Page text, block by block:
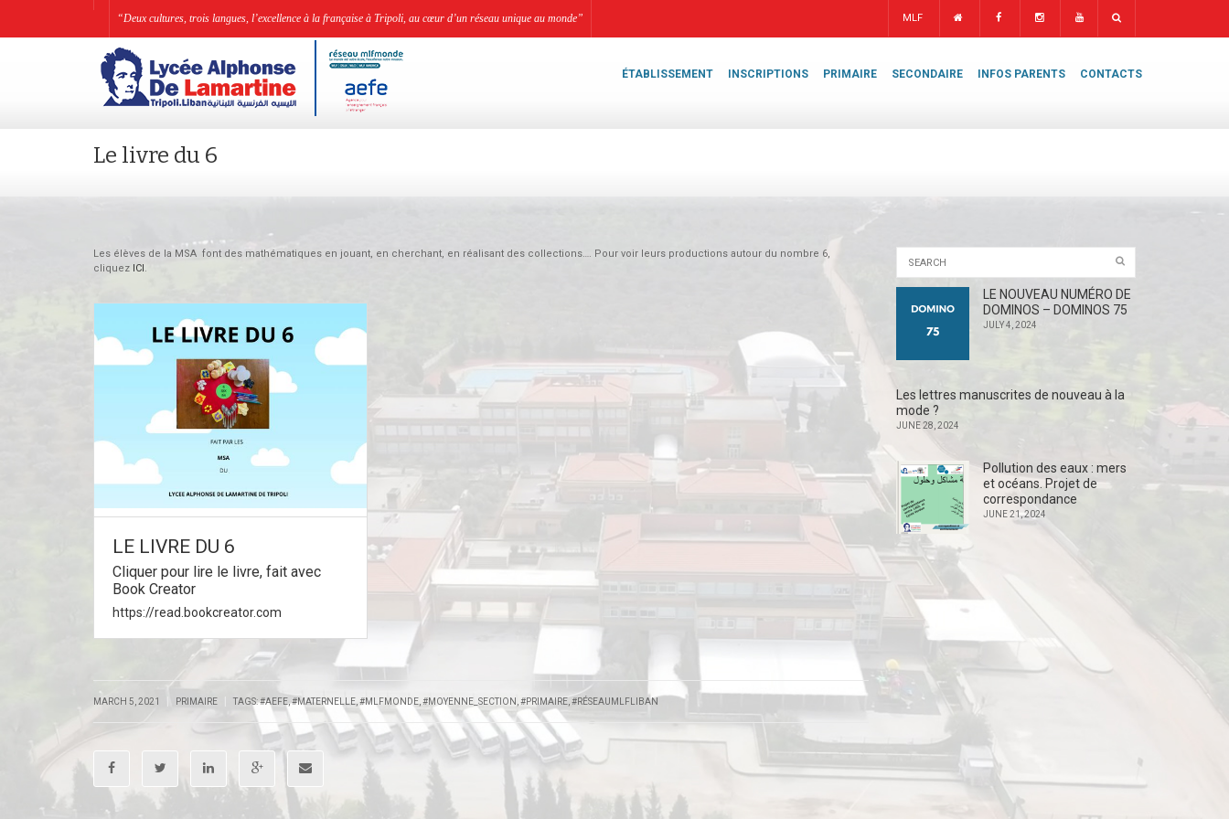
“Deux cultures, trois langues, l’excellence à la française à Tripoli, au cœur d’un réseau unique au monde” MLF
ÉTABLISSEMENT INSCRIPTIONS PRIMAIRE SECONDAIRE INFOS PARENTS CONTACTS
Le livre du 6
Les élèves de la MSA font des mathématiques en jouant, en cherchant, en réalisant des collections…. Pour voir leurs productions autour du nombre 6,
cliquez ICI.
LE LIVRE DU 6
Cliquer pour lire le livre, fait avec
Book Creator
https://read.bookcreator.com
MARCH 5, 2021 PRIMAIRE TAGS:#AEFE ,#MATERNELLE #MLFMONDE #MOYENNE_SECTION #PRIMAIRE #RÉSEAUMLFLIBAN
LE NOUVEAU NUMÉRO DE
DOMINOS – DOMINOS 75
JULY 4, 2024
Les lettres manuscrites de nouveau à la
mode ?
JUNE 28, 2024
Pollution des eaux : mers
et océans. Projet de
correspondance
JUNE 21, 2024